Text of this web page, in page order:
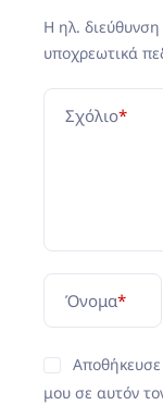
Η ηλ.
υποχρεωτικά
Σχόλιο*
Όνομα*
μου σε αυτόν